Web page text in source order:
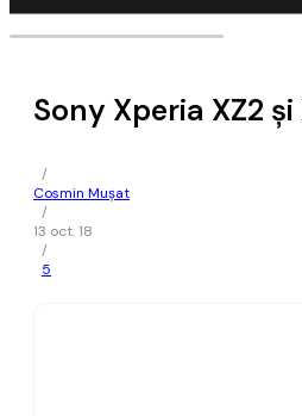
Sony Xperia XZ2
/
Cosmin Mușat
/
13 oct. 18
/
5